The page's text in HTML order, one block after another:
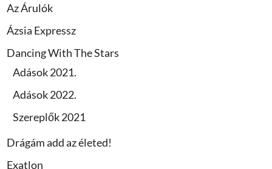
Az Árulók
Ázsia Expressz
Dancing With The Stars
Adások 2021.
Adások 2022.
Szereplők 2021
Drágám add az életed!
Exatlon